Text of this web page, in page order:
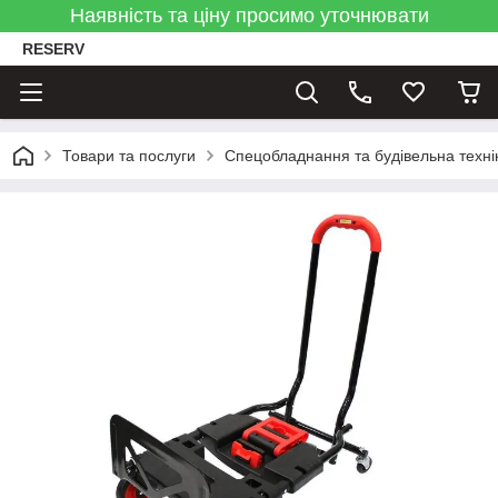
Наявність та ціну просимо уточнювати
RESERV
Товари та послуги Спецобладнання та будівельна